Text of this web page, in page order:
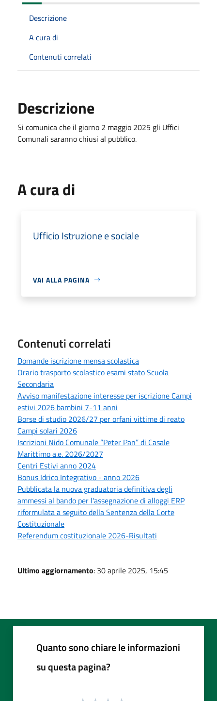
Descrizione
A cura di
Contenuti correlati
Descrizione
Si comunica che il giorno 2 maggio 2025 gli Uffici
Comunali saranno chiusi al pubblico.
A cura di
Ufficio Istruzione e sociale
VAI ALLA PAGINA
Contenuti correlati
Domande iscrizione mensa scolastica
Orario trasporto scolastico esami stato Scuola
Secondaria
Avviso manifestazione interesse per iscrizione Campi
estivi 2026 bambini 7-11 anni
Borse di studio 2026/27 per orfani vittime di reato
Campi solari 2026
Iscrizioni Nido Comunale “Peter Pan” di Casale
Marittimo a.e. 2026/2027
Centri Estivi anno 2024
Bonus Idrico Integrativo - anno 2026
Pubblicata la nuova graduatoria definitiva degli
ammessi al bando per l'assegnazione di alloggi ERP
riformulata a seguito della Sentenza della Corte
Costituzionale
Referendum costituzionale 2026-Risultati
Ultimo aggiornamento: 30 aprile 2025, 15:45
Quanto sono chiare le informazioni
su questa pagina?